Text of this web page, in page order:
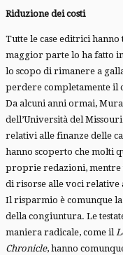
Riduzione dei costi
Tutte le case editrici hanno
maggior parte lo ha fatto
lo scopo di rimanere a
perdere completamente il
Da alcuni anni ormai,
dell’Università del
relativi alle finanze delle
hanno scoperto che molti
proprie redazioni, mentre
di risorse alle voci
Il risparmio è comunque
della congiuntura. Le
maniera radicale, come il
Chronicle, hanno